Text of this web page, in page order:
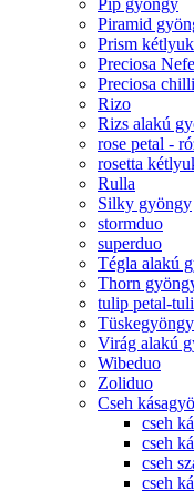
Pip gyöngy
Piramid
Prism
Preciosa
Preciosa
Rizo
Rizs alakú
rose petal -
rosetta
Rulla
Silky gyöngy
stormduo
superduo
Tégla alakú
Thorn
tulip petal-
Virág alakú
Wibeduo
Zoliduo
Cseh
cseh
cseh
cseh
cseh